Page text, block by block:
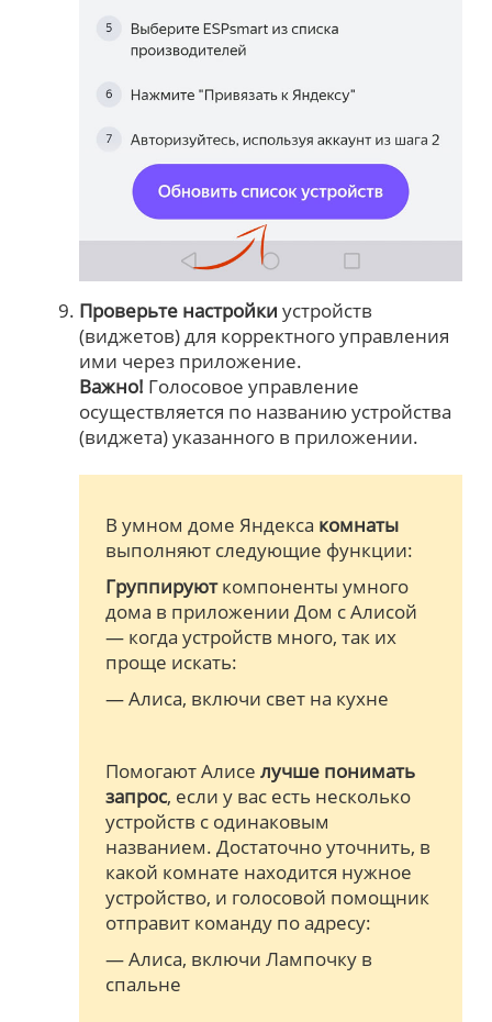
Проверьте настройки устройств
(виджетов) для корректного управления
ими через приложение.
Важно! Голосовое управление
осуществляется по названию устройства
(виджета) указанного в приложении.
В умном доме Яндекса комнаты
выполняют следующие функции:
Группируюткомпоненты умного
дома в приложении Дом с Алисой
— когда устройств много, так их
проще искать:
— Алиса, включи свет на кухне
Помогают Алисе лучше понимать
запрос, если у вас есть несколько
устройств с одинаковым
названием. Достаточно уточнить, в
какой комнате находится нужное
устройство, и голосовой помощник
отправит команду по адресу:
— Алиса, включи Лампочку в
спальне